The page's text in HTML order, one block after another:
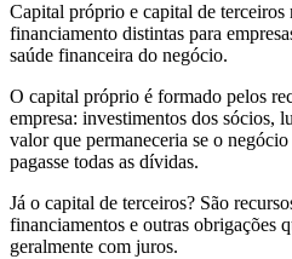
Capital próprio e capital de terceiros
financiamento distintas para
saúde financeira do negócio.
O capital próprio é formado pelos
empresa: investimentos dos sócios,
valor que permaneceria se o
pagasse todas as dívidas.
Já o capital de terceiros? São
financiamentos e outras obrigações
geralmente com juros.